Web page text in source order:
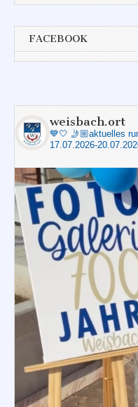
FACEBOOK
weisbach.ort
💙🤍 🤳🏼aktuelles
17.07.2026-